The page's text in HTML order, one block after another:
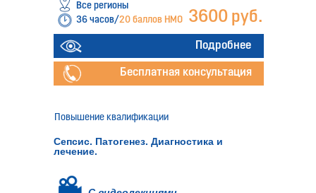
Сепсис. Патогенез. Диагностика и
лечение.
Повышение квалификации
36 часов/20 баллов НМО 3600 руб.
Все регионы
Бесплатная консультация
Подробнее